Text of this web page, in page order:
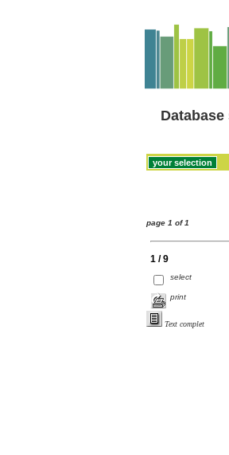
Database
page 1 of 1
1 / 9
select
print
Text complet